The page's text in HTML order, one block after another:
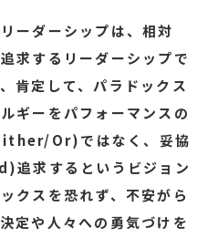
ーダーシップは、相対
求するリーダーシップで
肯定して、パラドックス
ギーをパフォーマンスの
Or)ではなく、妥協
求するというビジョン
クスを恐れず、不安がら
定や人々への勇気づけを